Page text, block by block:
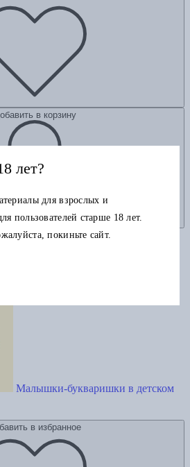
в корзину
Малышки-букваришки в детском
в избранное
лет?
для взрослых и
пользователей старше 18 лет.
покиньте сайт.